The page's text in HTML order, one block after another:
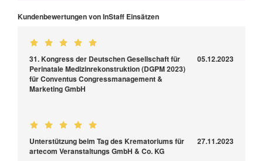
Kundenbewertungen von InStaff Einsätzen
31. Kongress der Deutschen Gesellschaft für
Perinatale Medizinrekonstruktion (DGPM 2023)
für Conventus Congressmanagement &
Marketing GmbH
05.12.2023
Unterstützung beim Tag des Krematoriums für
artecom Veranstaltungs GmbH & Co. KG
27.11.2023